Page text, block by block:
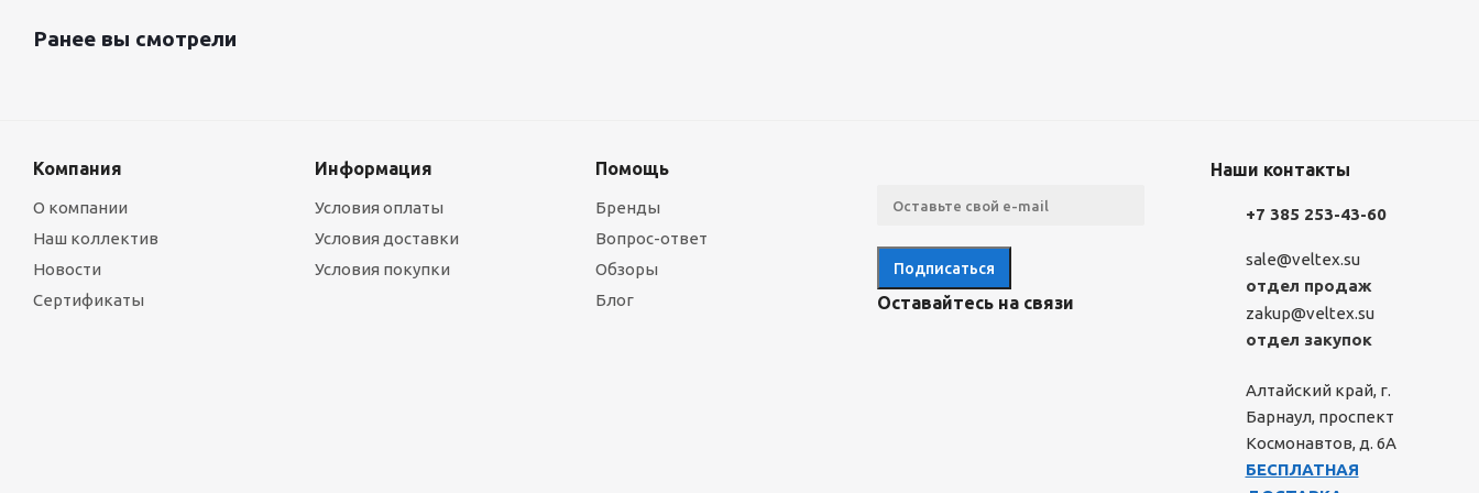
Ранее вы смотрели
Компания
О компании
Наш коллектив
Новости
Сертификаты
Информация
Условия оплаты
Условия доставки
Условия покупки
Помощь
Бренды
Вопрос-ответ
Обзоры
Блог
Оставайтесь на связи
Наши контакты
+7 385 253-43-60
sale@veltex.su
отдел продаж
zakup@veltex.su
отдел закупок
Алтайский край, г.
Барнаул, проспект
Космонавтов, д. 6А
БЕСПЛАТНАЯ